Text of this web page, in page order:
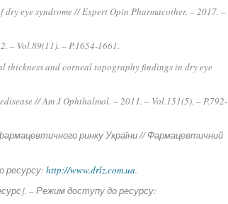
eye syndrome // Expert Opin Pharmacother. – 2017. –
– Vol.89(11). – P.1654-1661.
thickness and corneal topography findings in dry eye
// Am J Ophthalmol. – 2011. – Vol.151(5). – P.792-
ринку України // Фармацевтичний
ресурсу:http://www.drlz.com.ua.
– Режим доступу до ресурсу: